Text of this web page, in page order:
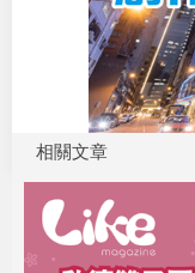
相關文章